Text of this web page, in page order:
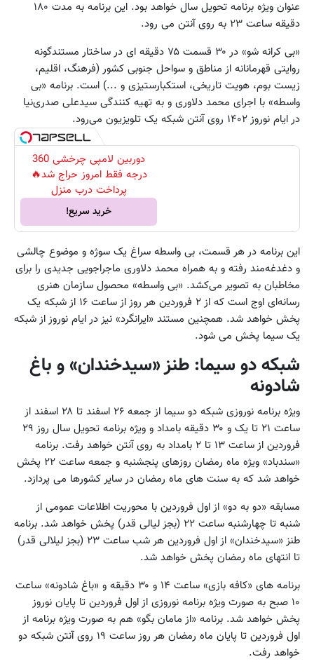
عنوان ویژه برنامه تحویل سال خواهد بود. این برنامه به مدت ۱۸۰
دقیقه ساعت ۲۳ به روی آنتن می رود.
«بی کرانه شو» در ۳۰ قسمت ۷۵ دقیقه ای در ساختار مستندگونه
روایتی قهرمانانه از مناطق و سواحل جنوبی کشور (فرهنگ، اقلیم،
زیست بوم، هویت تاریخی، استکبارستیزی و ...) است. برنامه «بی
واسطه» با اجرای محمد دلاوری و به تهیه کنندگی سیدعلی صدری‌نیا
در ایام نوروز ۱۴۰۲ روی آنتن شبکه یک تلویزیون می‌رود.
دوربین لامپی چرخشی 360
درجه فقط امروز حراج شد🔥
پرداخت درب منزل
خرید سریع!
این برنامه در هر قسمت، بی واسطه سراغ یک سوژه و موضوع چالشی
و دغدغه‌مند رفته و به همراه محمد دلاوری ماجراجویی جدیدی را برای
مخاطبان به تصویر می‌کشد. «بی واسطه» محصول سازمان هنری
رسانه‌ای اوج است که از ۲ فروردین هر روز از ساعت ۱۶ از شبکه یک
پخش خواهد شد. همچنین مستند «ایرانگرد» نیز در ایام نوروز از شبکه
یک سیما پخش می شود.
شبکه دو سیما: طنز «سیدخندان» و باغ
شادونه
ویژه برنامه نوروزی شبکه دو سیما از جمعه ۲۶ اسفند تا ۲۸ اسفند از
ساعت ۲۱ تا یک و ۳۰ دقیقه بامداد و ویژه برنامه تحویل سال روز ۲۹
فروردین از ساعت ۱۳ تا ۲ بامداد به روی آنتن خواهد رفت. برنامه
«سندباد» ویژه ماه رمضان روزهای پنجشنبه و جمعه ساعت ۲۲ پخش
خواهد شد که به سنت های ماه رمضان در سایر کشورها می پردازد.
مسابقه «دو به دو» از اول فروردین با محوریت اطلاعات عمومی از
شنبه تا چهارشنبه ساعت ۲۲ (بجز لیالی قدر) پخش خواهد شد. برنامه
طنز «سیدخندان» از اول فروردین هر شب ساعت ۲۳ (بجز لیلالی قدر)
تا انتهای ماه رمضان پخش خواهد شد.
برنامه های «کافه بازی» ساعت ۱۴ و ۳۰ دقیقه و «باغ شادونه» ساعت
۱۰ صبح به صورت ویژه برنامه نوروزی از اول فروردین تا پایان نوروز
پخش خواهد شد. برنامه «از مامان بگو» هم به صورت ویژه برنامه از
اول فروردین تا پایان ماه رمضان هر روز ساعت ۱۹ روی آنتن شبکه دو
خواهد رفت.